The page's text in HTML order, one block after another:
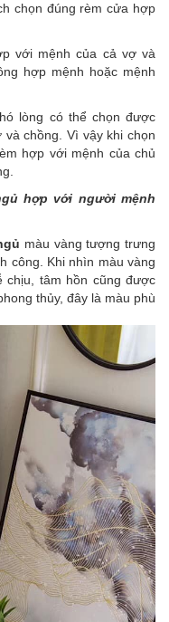
chọn đúng rèm cửa hợp
với mệnh của cả vợ và
hợp mệnh hoặc mệnh
lòng có thể chọn được
chồng. Vì vậy khi chọn
hợp với mệnh của chủ
hợp với người mệnh
màu vàng tượng trưng
công. Khi nhìn màu vàng
chịu, tâm hồn cũng được
thủy, đây là màu phù